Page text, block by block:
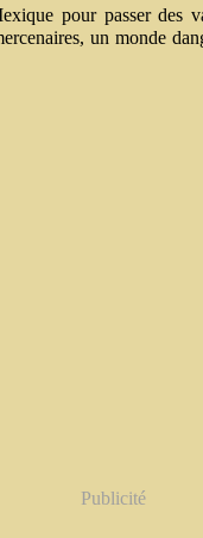
pour passer des
un monde
Publicité